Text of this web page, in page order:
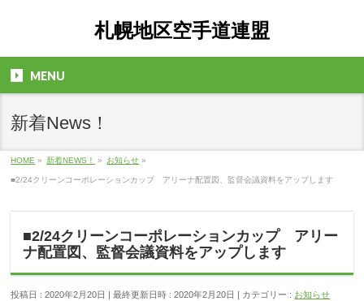
札幌地区空手道連盟
MENU
新着News！
HOME » 新着NEWS！ » お知らせ »
■2/24クリーンコーポレーションカップ アリーナ配置図、監督会議資料をアップします
■2/24クリーンコーポレーションカップ アリー
ナ配置図、監督会議資料をアップします
投稿日 : 2020年2月20日 最終更新日時 : 2020年2月20日 カテゴリー : お知らせ